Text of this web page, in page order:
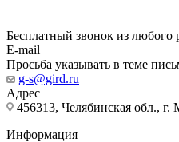
Бесплатный звонок из любого
E-mail
Просьба указывать в теме
g-s@gird.ru
Адрес
456313, Челябинская обл., г.
Информация